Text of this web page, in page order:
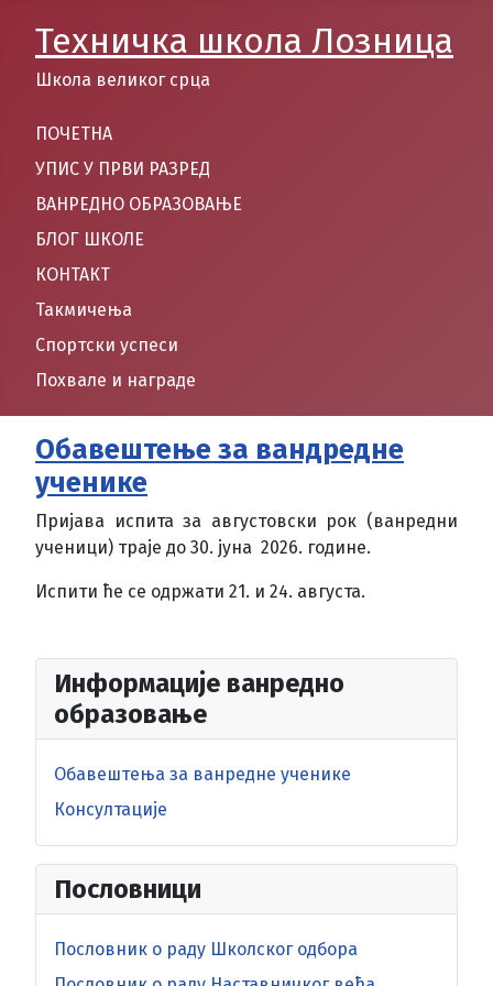
Техничка школа Лозница
Школа великог срца
ПОЧЕТНА
УПИС У ПРВИ РАЗРЕД
ВАНРЕДНО ОБРАЗОВАЊЕ
БЛОГ ШКОЛЕ
КОНТАКТ
Такмичења
Спортски успеси
Похвале и награде
Обавештење за вандредне
ученике
Пријава испита за августовски рок (ванредни
ученици) траје до 30. јуна 2026. године.
Испити ће се одржати 21. и 24. августа.
Информације ванредно
образовање
Обавештења за ванредне ученике
Консултације
Пословници
Пословник о раду Школског одбора